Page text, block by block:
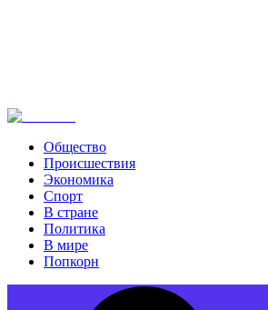
Общество
Происшествия
Экономика
Спорт
В стране
Политика
В мире
Попкорн